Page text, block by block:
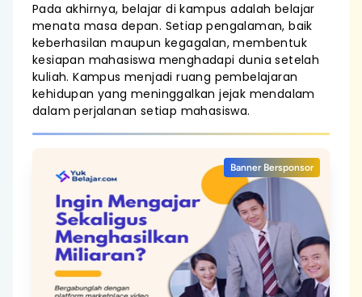
Pada akhirnya, belajar di kampus adalah belajar
menata masa depan. Setiap pengalaman, baik
keberhasilan maupun kegagalan, membentuk
kesiapan mahasiswa menghadapi dunia setelah
kuliah. Kampus menjadi ruang pembelajaran
kehidupan yang meninggalkan jejak mendalam
dalam perjalanan setiap mahasiswa.
Banner Bersponsor